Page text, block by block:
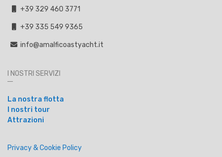
+39 329 460 3771
+39 335 549 9365
info@amalficoastyacht.it
I NOSTRI SERVIZI
La nostra flotta
I nostri tour
Attrazioni
Privacy & Cookie Policy